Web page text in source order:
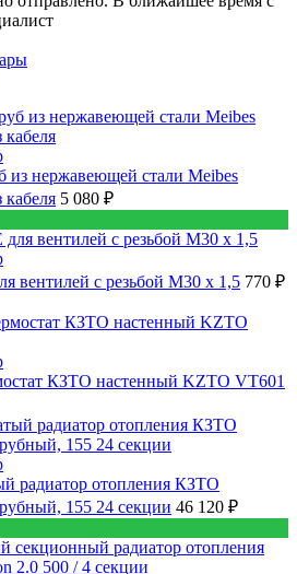
из нержавеющей стали Meibes
5 080 ₽
вентилей с резьбой М30 х 1,5 770 ₽
КЗТО настенный KZTO VT601
радиатор отопления КЗТО
155 24 секции 46 120 ₽